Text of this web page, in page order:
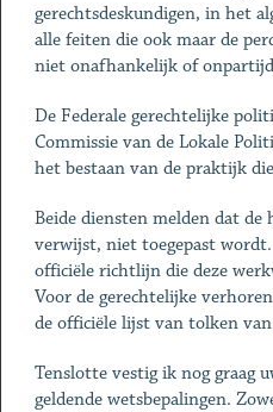
gerechtsdeskundigen, in het
alle feiten die ook maar de
niet onafhankelijk of
De Federale gerechtelijke
Commissie van de Lokale
het bestaan van de praktijk
Beide diensten melden dat de
verwijst, niet toegepast
officiële richtlijn die deze
Voor de gerechtelijke
de officiële lijst van tolken
Tenslotte vestig ik nog graag
geldende wetsbepalingen.